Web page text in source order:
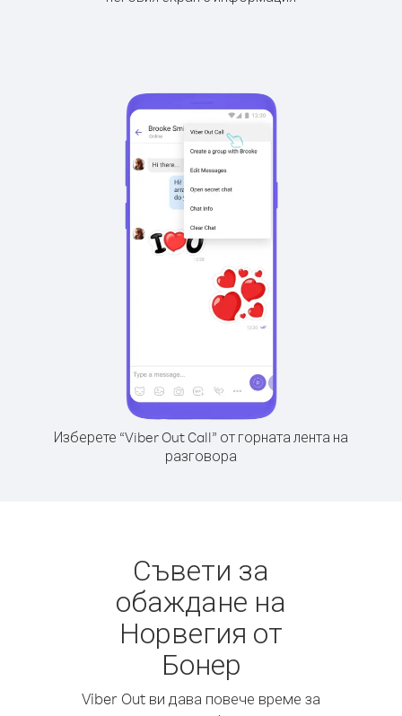
Изберете “Viber Out Call” от горната лента на
разговора
Съвети за
обаждане на
Норвегия от
Бонер
Viber Out ви дава повече време за